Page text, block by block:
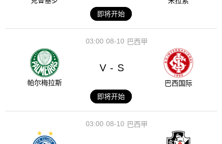
即将开始
08-10
03:00 巴西甲
帕尔梅拉斯
V - S
巴西国际
即将开始
08-10
03:00 巴西甲